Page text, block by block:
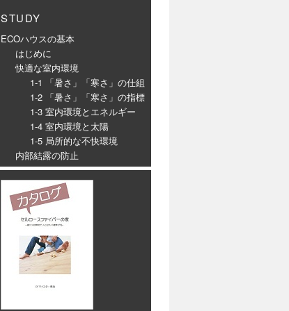
STUDY
ECOハウスの基本
はじめに
快適な室内環境
1-1 「暑さ」「寒さ」の仕組
1-2 「暑さ」「寒さ」の指標
1-3 室内環境とエネルギー
1-4 室内環境と太陽
1-5 局所的な不快環境
内部結露の防止